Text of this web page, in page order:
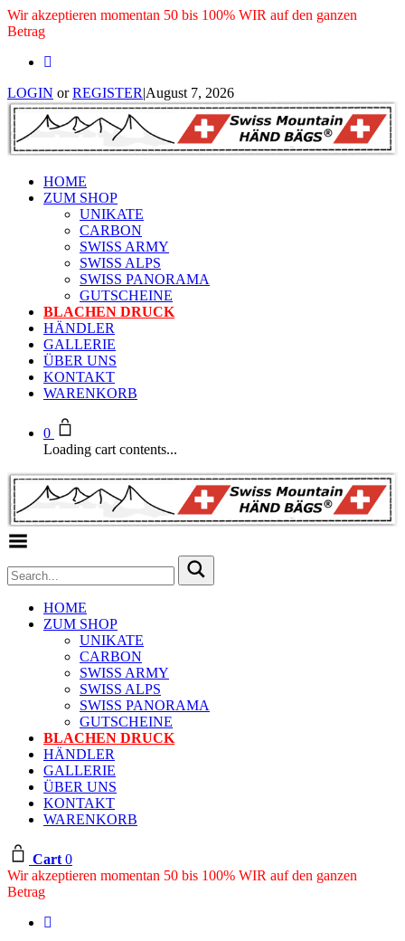
Wir akzeptieren momentan 50 bis 100% WIR auf den ganzen
Betrag
LOGIN orREGISTER|August 7, 2026
HOME
ZUM SHOP
UNIKATE
CARBON
SWISS ARMY
SWISS ALPS
SWISS PANORAMA
GUTSCHEINE
BLACHEN DRUCK
HÄNDLER
GALLERIE
ÜBER UNS
KONTAKT
WARENKORB
0
Loading cart contents...
HOME
ZUM SHOP
UNIKATE
CARBON
SWISS ARMY
SWISS ALPS
SWISS PANORAMA
GUTSCHEINE
BLACHEN DRUCK
HÄNDLER
GALLERIE
ÜBER UNS
KONTAKT
WARENKORB
Cart 0
Wir akzeptieren momentan 50 bis 100% WIR auf den ganzen
Betrag